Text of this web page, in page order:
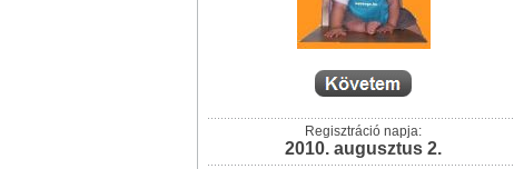
Regisztráció napja:
2010. augusztus 2.